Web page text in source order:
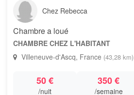
Chez Rebecca
Chambre a loué
CHAMBRE CHEZ L'HABITANT
Villeneuve-d'Ascq, France (43,28 km)
50 €
/nuit
350 €
/semaine